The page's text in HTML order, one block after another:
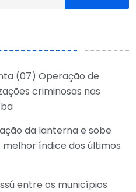
(07) Operação de
criminosas nas
da lanterna e sobe
índice dos últimos
entre os municípios